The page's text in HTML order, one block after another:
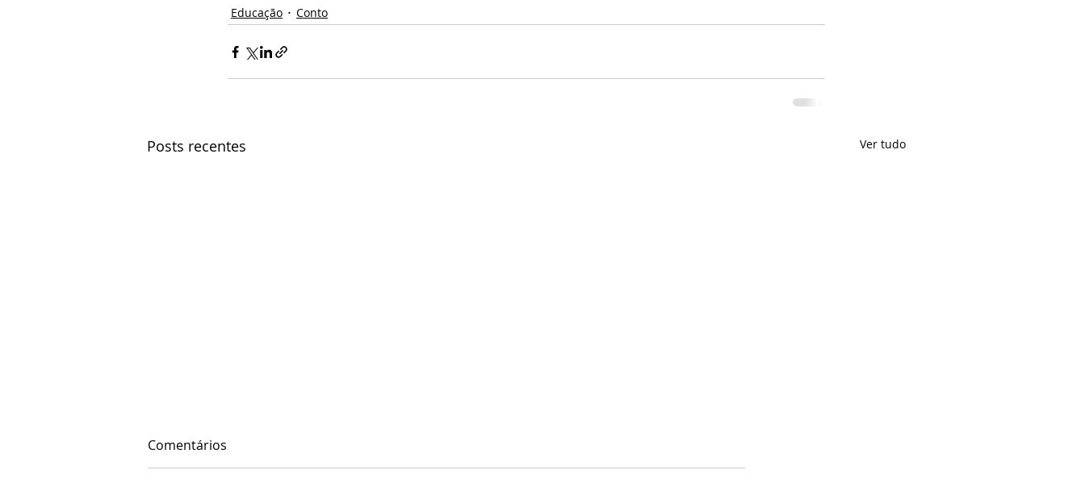
Educação Conto
Posts recentes Ver tudo
Comentários